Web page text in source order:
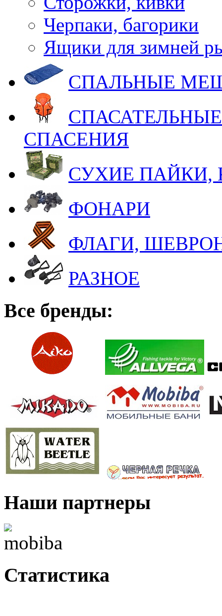
Черпаки, багорики
Ящики для зимней
СПАЛЬНЫЕ
СПАСЕНИЯ
СУХИЕ ПАЙКИ,
ФОНАРИ
ФЛАГИ,
РАЗНОЕ
Все бренды:
Наши партнеры
Статистика